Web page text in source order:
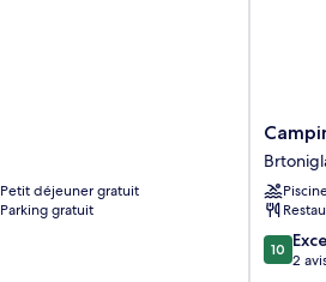
Petit déjeuner gratuit
Parking gratuit
Park
Umag
-
10.0
sur
10
2